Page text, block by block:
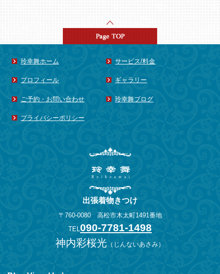
2015年1月(15)
2014年8月(1)
2014年7月 (1)
2014年6月
2014年5月(1)
2014年4月(3)
2014年3月 (2)
2014年2月(1)
2013年11月
(1)
2013年10月
(1)
2013年8月 (2)
2013年6月(1)
(1)
2013年4月 (3)
2013年3月
(1)
2013年2月
玲幸舞ホーム サービス/料金
プロフィール ギャラリー
ご予約・お問い合わせ 玲幸舞ブログ
プライバシーポリシー
出張着物きつけ
〒760-0080 高松市木太町1491番地
TEL 090-7781-1498
神内彩桜光 （ じんないあさみ）